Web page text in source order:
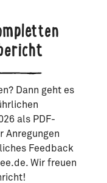
Dann geht es
als PDF-
Anregungen
Feedback
Wir freuen